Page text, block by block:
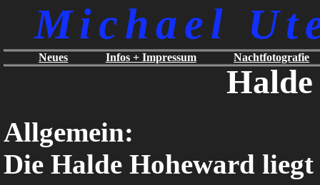
Michael
Neues Infos + Impressum Nachtfotografie
Allgemein:
Die Halde Hoheward